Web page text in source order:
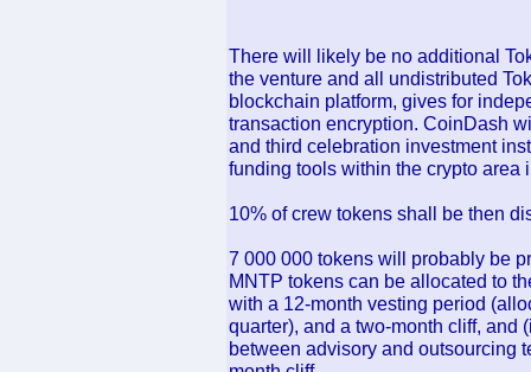
There will likely be no additional
the venture and all undistributed
blockchain platform, gives for
transaction encryption. CoinDash
and third celebration investment
funding tools within the crypto area
10% of crew tokens shall be then
7 000 000 tokens will probably be
MNTP tokens can be allocated to
with a 12-month vesting period
quarter), and a two-month cliff,
between advisory and outsourcing